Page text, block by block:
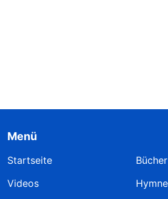
Menü
Startseite
Bücher
Videos